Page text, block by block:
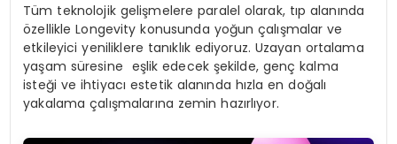
Tüm teknolojik gelişmelere paralel olarak, tıp alanında
özellikle Longevity konusunda yoğun çalışmalar ve
etkileyici yeniliklere tanıklık ediyoruz. Uzayan ortalama
yaşam süresine eşlik edecek şekilde, genç kalma
isteği ve ihtiyacı estetik alanında hızla en doğalı
yakalama çalışmalarına zemin hazırlıyor.